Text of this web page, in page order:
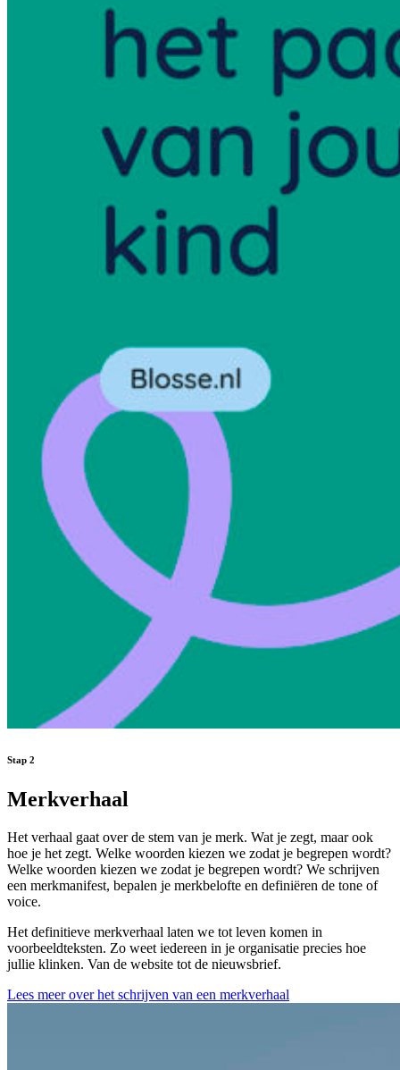
Stap 2
Merkverhaal
Het verhaal gaat over de stem van je merk. Wat je zegt, maar ook
hoe je het zegt. Welke woorden kiezen we zodat je begrepen wordt?
Welke woorden kiezen we zodat je begrepen wordt? We schrijven
een merkmanifest, bepalen je merkbelofte en definiëren de tone of
voice.
Het definitieve merkverhaal laten we tot leven komen in
voorbeeldteksten. Zo weet iedereen in je organisatie precies hoe
jullie klinken. Van de website tot de nieuwsbrief.
Lees meer over het schrijven van een merkverhaal